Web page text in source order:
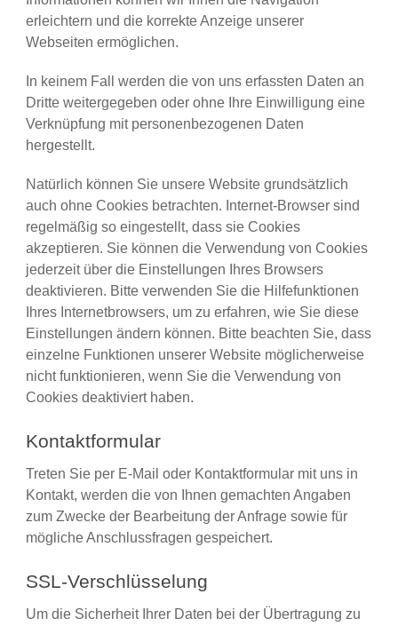
erleichtern und die korrekte Anzeige unserer
Webseiten ermöglichen.
In keinem Fall werden die von uns erfassten Daten an
Dritte weitergegeben oder ohne Ihre Einwilligung eine
Verknüpfung mit personenbezogenen Daten
hergestellt.
Natürlich können Sie unsere Website grundsätzlich
auch ohne Cookies betrachten. Internet-Browser sind
regelmäßig so eingestellt, dass sie Cookies
akzeptieren. Sie können die Verwendung von Cookies
jederzeit über die Einstellungen Ihres Browsers
deaktivieren. Bitte verwenden Sie die Hilfefunktionen
Ihres Internetbrowsers, um zu erfahren, wie Sie diese
Einstellungen ändern können. Bitte beachten Sie, dass
einzelne Funktionen unserer Website möglicherweise
nicht funktionieren, wenn Sie die Verwendung von
Cookies deaktiviert haben.
Kontaktformular
Treten Sie per E-Mail oder Kontaktformular mit uns in
Kontakt, werden die von Ihnen gemachten Angaben
zum Zwecke der Bearbeitung der Anfrage sowie für
mögliche Anschlussfragen gespeichert.
SSL-Verschlüsselung
Um die Sicherheit Ihrer Daten bei der Übertragung zu